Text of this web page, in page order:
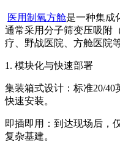
医用制氧方舱是一种集成
通常采用分子筛变压吸附
疗、野战医院、方舱医院
1. 模块化与快速部署
集装箱式设计：标准20/
快速安装。
即插即用：到达现场后，
复杂基建。